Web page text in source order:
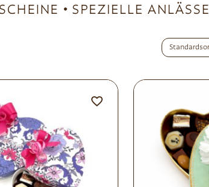
SPEZIELLE ANLÄSSE